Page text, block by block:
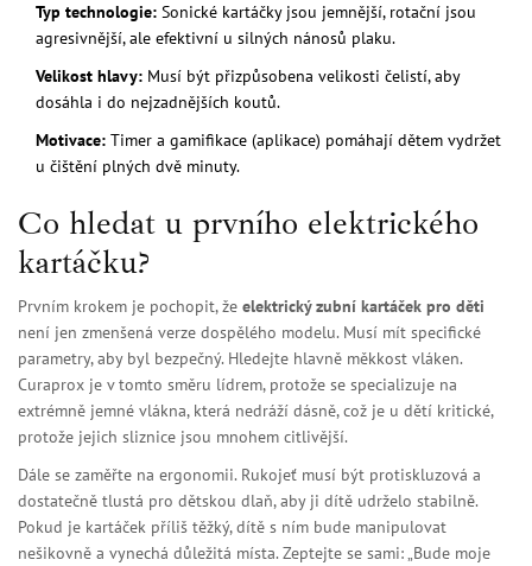
Typ technologie: Sonické kartáčky jsou jemnější, rotační jsou
agresivnější, ale efektivní u silných nánosů plaku.
Velikost hlavy: Musí být přizpůsobena velikosti čelistí, aby
dosáhla i do nejzadnějších koutů.
Motivace: Timer a gamifikace (aplikace) pomáhají dětem vydržet
u čištění plných dvě minuty.
Co hledat u prvního elektrického
kartáčku?
Prvním krokem je pochopit, že elektrický zubní kartáček pro děti
není jen zmenšená verze dospělého modelu. Musí mít specifické
parametry, aby byl bezpečný. Hledejte hlavně měkkost vláken.
Curaprox je v tomto směru lídrem, protože se specializuje na
extrémně jemné vlákna, která nedráží dásně, což je u dětí kritické,
protože jejich sliznice jsou mnohem citlivější.
Dále se zaměřte na ergonomii. Rukojeť musí být protiskluzová a
dostatečně tlustá pro dětskou dlaň, aby ji dítě udrželo stabilně.
Pokud je kartáček příliš těžký, dítě s ním bude manipulovat
nešikovně a vynechá důležitá místa. Zeptejte se sami: „Bude moje